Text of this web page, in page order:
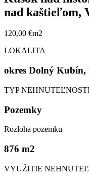
nad kaštieľom,
120,00 €m2
LOKALITA
okres Dolný Kubín,
TYP
Pozemky
Rozloha pozemku
876 m2
VYUŽITIE